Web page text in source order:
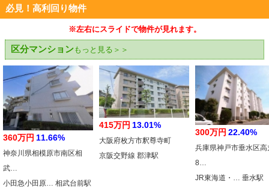
必見！高利回り物件
※左右にスライドで物件が見れます。
区分マンションもっと見る＞＞
360万円 11.66%
神奈川県相模原市南区相
武…
小田急小田原… 相武台前駅
415万円 13.01%
大阪府枚方市釈尊寺町
京阪交野線 郡津駅
300万円 22.40%
兵庫県神戸市垂水区高
8…
JR東海道・… 垂水駅